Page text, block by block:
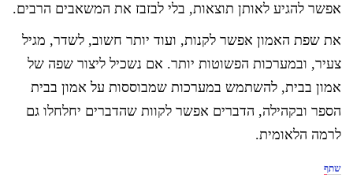
אפשר להגיע לאותן תוצאות, בלי לבזבז את המשאבים הרבים.
את שפת האמון אפשר לקנות, ועוד יותר חשוב, לשדר, מגיל
צעיר, ובמערכות הפשוטות יותר. אם נשכיל ליצור שפה של
אמון בבית, להשתמש במערכות שמבוססות על אמון בבית
הספר ובקהילה, הדברים אפשר לקוות שהדברים יחלחלו גם
לרמה הלאומית.
שתף